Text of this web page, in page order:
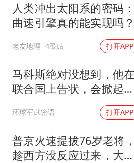
夯实基础
人类冲出太阳系的密码：
曲速引擎真的能实现吗？
老友地理 4跟贴 打开APP
马科斯绝对没想到，他在
联合国上告状，会掀起中
环球军武密语 打开APP
普京火速提拔76岁老将，
趁西方没反应过来，大鹅